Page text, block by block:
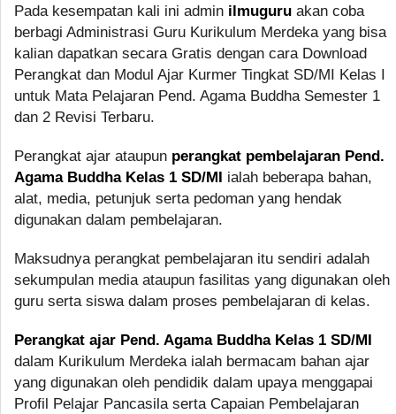
Pada kesempatan kali ini admin ilmuguru akan coba
berbagi Administrasi Guru Kurikulum Merdeka yang bisa
kalian dapatkan secara Gratis dengan cara Download
Perangkat dan Modul Ajar Kurmer Tingkat SD/MI Kelas I
untuk Mata Pelajaran Pend. Agama Buddha Semester 1
dan 2 Revisi Terbaru.
Perangkat ajar ataupun perangkat pembelajaran Pend.
Agama Buddha Kelas 1 SD/MI
ialah beberapa bahan,
alat, media, petunjuk serta pedoman yang hendak
digunakan dalam pembelajaran.
Maksudnya perangkat pembelajaran itu sendiri adalah
sekumpulan media ataupun fasilitas yang digunakan oleh
guru serta siswa dalam proses pembelajaran di kelas.
Perangkat ajar Pend. Agama Buddha Kelas 1 SD/MI
dalam Kurikulum Merdeka ialah bermacam bahan ajar
yang digunakan oleh pendidik dalam upaya menggapai
Profil Pelajar Pancasila serta Capaian Pembelajaran